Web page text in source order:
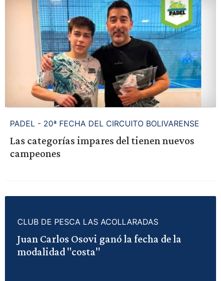
PADEL - 20ª FECHA DEL CIRCUITO BOLIVARENSE
Las categorías impares del tienen nuevos
campeones
CLUB DE PESCA LAS ACOLLARADAS
Juan Carlos Osovi ganó la fecha de la
modalidad "costa"